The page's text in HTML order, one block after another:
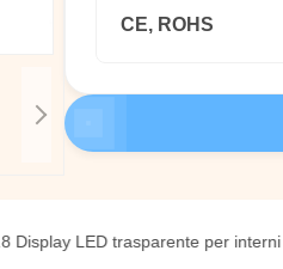
CE, ROHS
LED trasparente per interni